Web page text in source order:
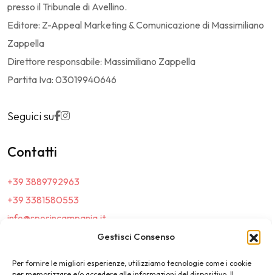
Gestisci Consenso
Per fornire le migliori esperienze, utilizziamo tecnologie come i cookie
presso il Tribunale di Avellino.
Editore: Z-Appeal Marketing & Comunicazione di Massimiliano
Zappella
Direttore responsabile: Massimiliano Zappella
Partita Iva: 03019940646
Seguici su
Contatti
+39 3889792963
+39 3381580553
info@sposincampania.it
sposincampania@pec.it
Link